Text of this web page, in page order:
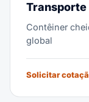
Contêiner
global
Solicitar